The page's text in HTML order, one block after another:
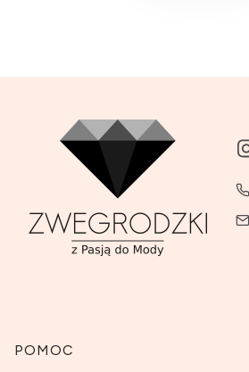
Linki w stopce
POMOC